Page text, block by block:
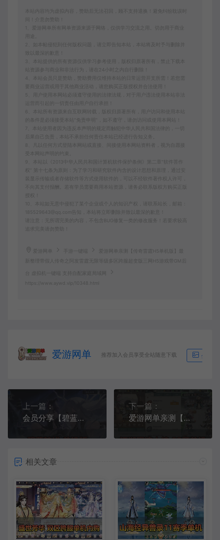
本站内容均为虚拟内容，赞助后无法召回，顾不支持退换！避免纠纷耽误时
间！介意勿赞助！
1、爱游网单所有网单资源来源于网络，仅供学习交流之用。切勿用于商业
2、如本帖侵犯到任何版权问题，请立即告知本站，本站将及时予与删除并
致以最深的歉意！
3、本站提供的所有资源仅供学习参考使用，版权归原著所有，禁止下载本
站资源参与商业和非法行为，请在24小时之内自行删除！
4、本站会员只是赞助，赞助费用仅维持本站的日常运营开支所需！若您需
要商业运营或用于其他商业活动，请您购买正版授权并合法使用！
5、用户使用本网站必须遵守使用的法律法规，对于用户违法使用本站非法
6、本站所有资源来自互联网转载，版权归原著所有，用户访问和使用本站
的条件是必须接受本站“免责申明”，如不遵守，请勿访问或使用本网站！
7、本站使用者因为违反本声明的规定而触犯中华人民共和国法律的，一切
后果自己负责，本站不承担任何责任本站已经进行告知义务。
8、凡以任何方式登陆本网站或直接、间接使用本网站资料者，视为自愿接
受本网站声明的约束。
9、本站以《2013中华人民共和国计算机软件保护条例》第二章"软件菩作
权” 第十七条为原则：为了学习和研究软件内含的设计思想和原理，通过安
装显示传输或者存储软件等方式使用软件的，可以不经软件著作权人许可，
不向其支付报酬。若有学员需要商用本站资源，请务必联系版权方购买正版
10、本站如无意中侵犯了某个企业或个人的知识产权，请联系站长，邮箱：
185529643@qq.com告知，本站将立即删除并致以最深的歉意！
请注意：无所谓完美的内容，不包含BUG修复一类的修改服务！若要求较高
追求完美请勿赞助！
爱游网单 手游一键端
爱游网单亲测【传奇雷霆H5单机版】最
新整理带假人传奇之阿发雷霆无限等级多区跨服超变版三网H5游戏带GM后
台 虚拟机一键端 支持自配家庭局域网
https://www.aywd.vip/10348.html
爱游网单 推荐加入会员享受全站随意下载 生成海
上一篇：
会员分享【碧蓝航线单机版】手游模拟器一键端 二次元抽卡养成 战舰+亲测视频教学
下一篇：
爱游网单亲测【行侠仗义五千年江湖墨迹大侠单机版】最新整理52章带内购GM物品充值后台虚拟机一键端视频安装教学+手工端文本教学
相关文章